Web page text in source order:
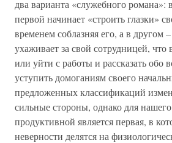
два варианта «служебного романа»:
первой начинает «строить глазки»
временем соблазняя его, а в другом
ухаживает за свой сотрудницей, что
или уйти с работы и рассказать обо
уступить домоганиям своего
предложенных классификаций
сильные стороны, однако для
продуктивной является первая, в
неверности делятся на